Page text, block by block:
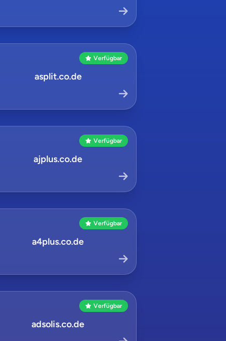
Verfügbar
asplit.co.de
Verfügbar
ajplus.co.de
Verfügbar
a4plus.co.de
Verfügbar
adsolis.co.de